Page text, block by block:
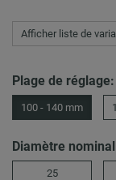
Afficher liste de
Plage de réglage:
100 - 140 mm
Diamètre nominal
25